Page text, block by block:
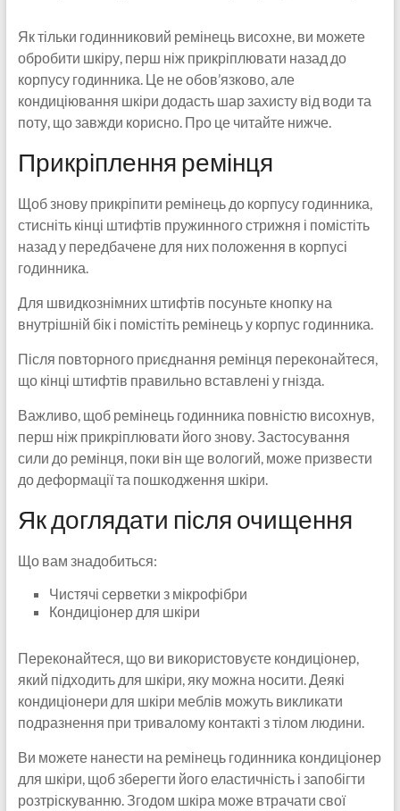
Як тільки годинниковий ремінець висохне, ви можете
обробити шкіру, перш ніж прикріплювати назад до
корпусу годинника. Це не обов’язково, але
кондиціювання шкіри додасть шар захисту від води та
поту, що завжди корисно. Про це читайте нижче.
Прикріплення ремінця
Щоб знову прикріпити ремінець до корпусу годинника,
стисніть кінці штифтів пружинного стрижня і помістіть
назад у передбачене для них положення в корпусі
годинника.
Для швидкознімних штифтів посуньте кнопку на
внутрішній бік і помістіть ремінець у корпус годинника.
Після повторного приєднання ремінця переконайтеся,
що кінці штифтів правильно вставлені у гнізда.
Важливо, щоб ремінець годинника повністю висохнув,
перш ніж прикріплювати його знову. Застосування
сили до ремінця, поки він ще вологий, може призвести
до деформації та пошкодження шкіри.
Як доглядати після очищення
Що вам знадобиться:
Чистячі серветки з мікрофібри
Кондиціонер для шкіри
Переконайтеся, що ви використовуєте кондиціонер,
який підходить для шкіри, яку можна носити. Деякі
кондиціонери для шкіри меблів можуть викликати
подразнення при тривалому контакті з тілом людини.
Ви можете нанести на ремінець годинника кондиціонер
для шкіри, щоб зберегти його еластичність і запобігти
розтріскуванню. Згодом шкіра може втрачати свої